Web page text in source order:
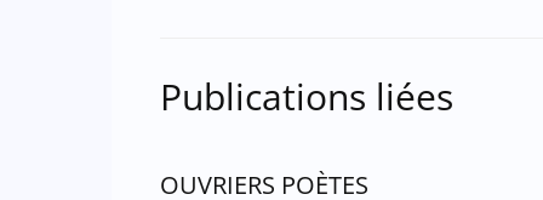
Publications liées
OUVRIERS POÈTES